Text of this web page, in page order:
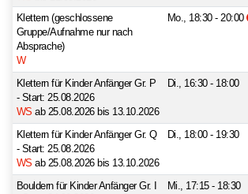
Klettern (geschlossene
Gruppe/Aufnahme nur nach
Absprache)
W
Mo., 18:30 - 20:00
Klettern für Kinder Anfänger Gr. P
- Start: 25.08.2026
WS ab 25.08.2026 bis 13.10.2026
Di., 16:30 - 18:00
Klettern für Kinder Anfänger Gr. Q
- Start: 25.08.2026
WS ab 25.08.2026 bis 13.10.2026
Di., 18:00 - 19:30
Bouldern für Kinder Anfänger Gr. I
Mi., 17:15 - 18:30